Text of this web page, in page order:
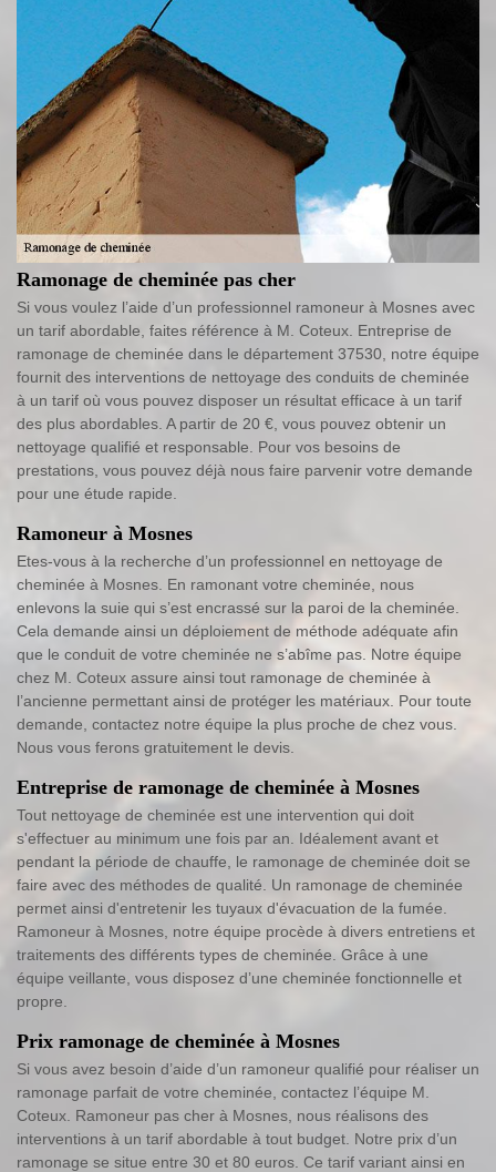
Ramonage de cheminée pas cher
Si vous voulez l’aide d’un professionnel ramoneur à Mosnes avec
un tarif abordable, faites référence à M. Coteux. Entreprise de
ramonage de cheminée dans le département 37530, notre équipe
fournit des interventions de nettoyage des conduits de cheminée
à un tarif où vous pouvez disposer un résultat efficace à un tarif
des plus abordables. A partir de 20 €, vous pouvez obtenir un
nettoyage qualifié et responsable. Pour vos besoins de
prestations, vous pouvez déjà nous faire parvenir votre demande
pour une étude rapide.
Ramoneur à Mosnes
Etes-vous à la recherche d’un professionnel en nettoyage de
cheminée à Mosnes. En ramonant votre cheminée, nous
enlevons la suie qui s’est encrassé sur la paroi de la cheminée.
Cela demande ainsi un déploiement de méthode adéquate afin
que le conduit de votre cheminée ne s’abîme pas. Notre équipe
chez M. Coteux assure ainsi tout ramonage de cheminée à
l’ancienne permettant ainsi de protéger les matériaux. Pour toute
demande, contactez notre équipe la plus proche de chez vous.
Nous vous ferons gratuitement le devis.
Entreprise de ramonage de cheminée à Mosnes
Tout nettoyage de cheminée est une intervention qui doit
s'effectuer au minimum une fois par an. Idéalement avant et
pendant la période de chauffe, le ramonage de cheminée doit se
faire avec des méthodes de qualité. Un ramonage de cheminée
permet ainsi d'entretenir les tuyaux d'évacuation de la fumée.
Ramoneur à Mosnes, notre équipe procède à divers entretiens et
traitements des différents types de cheminée. Grâce à une
équipe veillante, vous disposez d’une cheminée fonctionnelle et
propre.
Prix ramonage de cheminée à Mosnes
Si vous avez besoin d’aide d’un ramoneur qualifié pour réaliser un
ramonage parfait de votre cheminée, contactez l’équipe M.
Coteux. Ramoneur pas cher à Mosnes, nous réalisons des
interventions à un tarif abordable à tout budget. Notre prix d’un
ramonage se situe entre 30 et 80 euros. Ce tarif variant ainsi en